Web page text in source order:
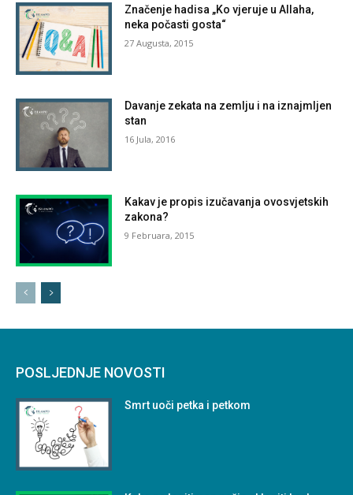
Značenje hadisa „Ko vjeruje u Allaha,
neka počasti gosta“
27 Augusta, 2015
Davanje zekata na zemlju i na iznajmljen
stan
16 Jula, 2016
Kakav je propis izučavanja ovosvjetskih
zakona?
9 Februara, 2015
POSLJEDNJE NOVOSTI
Smrt uoči petka i petkom